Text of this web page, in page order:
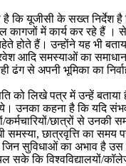
के सख्त निर्देश है कि
में कार्य कर रहे हैं । सेल
होते हैं। उन्होंने यह भी
आदि समस्याओं का
ढंग से अपनी भूमिका का
में उन्हें बताया है कि हर
उनका कहना है कि यदि संभव
कर्मचारियों/छात्रों से उनकी
समस्या, छात्रवृत्ति का
सुविधाओं का अभाव है उस
कि विश्वविद्यालयों/